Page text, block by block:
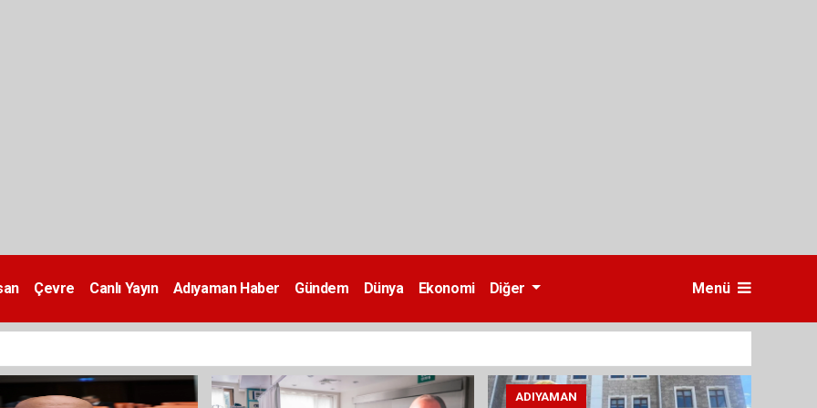
Çevre Canlı Yayın Adıyaman Haber Gündem Dünya Ekonomi Diğer Menü
ADIYAMAN